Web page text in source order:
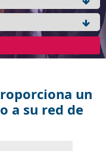
un
a su red de